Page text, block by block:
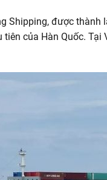
Shipping, được
của Hàn Quốc. Tại